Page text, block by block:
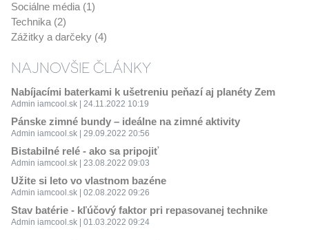
Sociálne média (1)
Technika (2)
Zážitky a darčeky (4)
NAJNOVŠIE ČLÁNKY
Nabíjacími baterkami k ušetreniu peňazí aj planéty Zem
Admin iamcool.sk | 24.11.2022 10:19
Pánske zimné bundy – ideálne na zimné aktivity
Admin iamcool.sk | 29.09.2022 20:56
Bistabilné relé - ako sa pripojiť
Admin iamcool.sk | 23.08.2022 09:03
Užite si leto vo vlastnom bazéne
Admin iamcool.sk | 02.08.2022 09:26
Stav batérie - kľúčový faktor pri repasovanej technike
Admin iamcool.sk | 01.03.2022 09:24